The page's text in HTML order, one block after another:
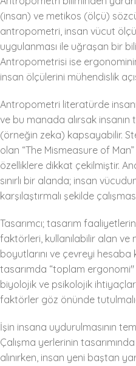
(insan) ve metikos (ölçü)
antropometri, insan vücut
uygulanması ile uğraşan bir
Antropometrisi ise
insan ölçülerini mühendislik
Antropometri literatürde
ve bu manada alırsak
(örneğin zeka) kapsayabilir.
olan “The Mismeasure of
özelliklere dikkat çekilmiştir.
sınırlı bir alanda; insan
karşılaştırmalı şekilde
Tasarımcı; tasarım
faktörleri, kullanılabilir alan ve
boyutlarını ve çevreyi hesaba
tasarımda “toplam
biyolojik ve psikolojik
faktörler göz önünde
İşin insana uydurulmasının
Çalışma yerlerinin
alınırken, insan yeni baştan